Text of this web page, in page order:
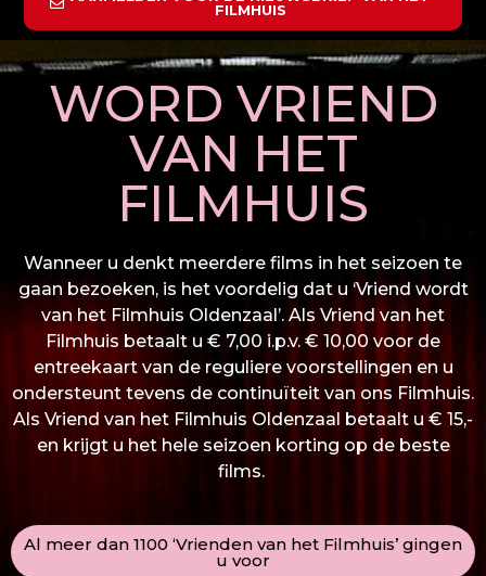
FILMHUIS
WORD VRIEND
VAN HET
FILMHUIS
Wanneer u denkt meerdere films in het seizoen te
gaan bezoeken, is het voordelig dat u ‘Vriend wordt
van het Filmhuis Oldenzaal’. Als Vriend van het
Filmhuis betaalt u € 7,00 i.p.v. € 10,00 voor de
entreekaart van de reguliere voorstellingen en u
ondersteunt tevens de continuïteit van ons Filmhuis.
Als Vriend van het Filmhuis Oldenzaal betaalt u € 15,-
en krijgt u het hele seizoen korting op de beste
films.
Al meer dan 1100 ‘Vrienden van het Filmhuis’ gingen
u voor